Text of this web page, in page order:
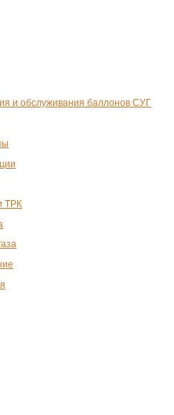
и обслуживания баллонов СУГ
ТРК